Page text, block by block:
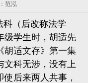
范泓
（后改称法学
级学生时，胡适先
胡适文存》第一集
文科无涉，没有上
后来两人共事，